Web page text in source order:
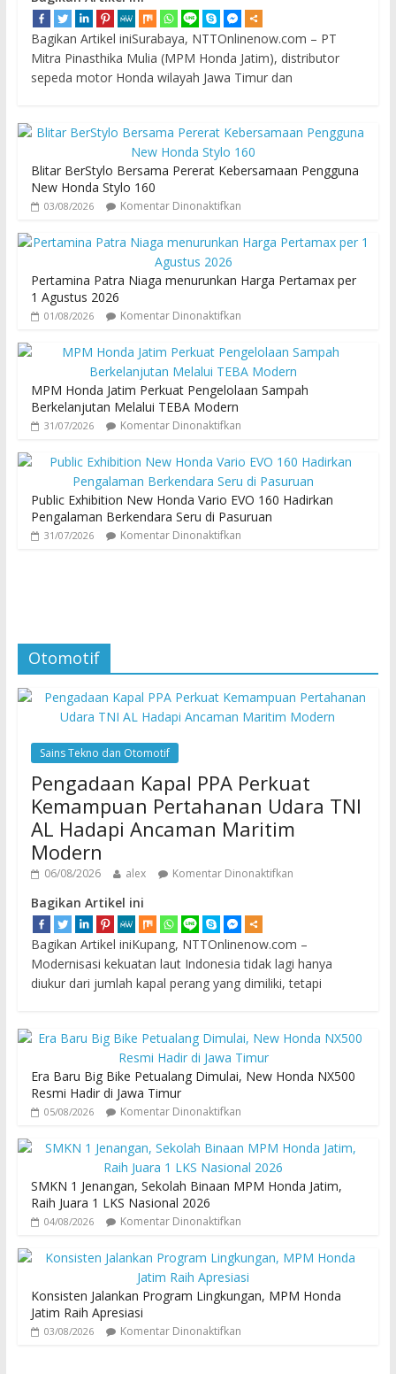
Bagikan Artikel iniSurabaya, NTTOnlinenow.com – PT
Mitra Pinasthika Mulia (MPM Honda Jatim), distributor
sepeda motor Honda wilayah Jawa Timur dan
Blitar BerStylo Bersama Pererat Kebersamaan Pengguna
New Honda Stylo 160
03/08/2026 Komentar Dinonaktifkan
Pertamina Patra Niaga menurunkan Harga Pertamax per
1 Agustus 2026
01/08/2026 Komentar Dinonaktifkan
MPM Honda Jatim Perkuat Pengelolaan Sampah
Berkelanjutan Melalui TEBA Modern
31/07/2026 Komentar Dinonaktifkan
Public Exhibition New Honda Vario EVO 160 Hadirkan
Pengalaman Berkendara Seru di Pasuruan
31/07/2026 Komentar Dinonaktifkan
Otomotif
Sains Tekno dan Otomotif
Pengadaan Kapal PPA Perkuat
Kemampuan Pertahanan Udara TNI
AL Hadapi Ancaman Maritim
Modern
06/08/2026 alex Komentar Dinonaktifkan
Bagikan Artikel ini
Bagikan Artikel iniKupang, NTTOnlinenow.com –
Modernisasi kekuatan laut Indonesia tidak lagi hanya
diukur dari jumlah kapal perang yang dimiliki, tetapi
Era Baru Big Bike Petualang Dimulai, New Honda NX500
Resmi Hadir di Jawa Timur
05/08/2026 Komentar Dinonaktifkan
SMKN 1 Jenangan, Sekolah Binaan MPM Honda Jatim,
Raih Juara 1 LKS Nasional 2026
04/08/2026 Komentar Dinonaktifkan
Konsisten Jalankan Program Lingkungan, MPM Honda
Jatim Raih Apresiasi
03/08/2026 Komentar Dinonaktifkan